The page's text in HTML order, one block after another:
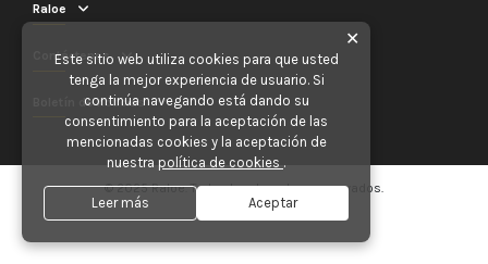
Raloe
Contáctenos
Boletín de noticias
© 2025 Raloe. Todos los derechos reservados.
✕
Este sitio web utiliza cookies para que usted
tenga la mejor experiencia de usuario. Si
continúa navegando está dando su
consentimiento para la aceptación de las
mencionadas cookies y la aceptación de
nuestra política de cookies .
Leer más Aceptar